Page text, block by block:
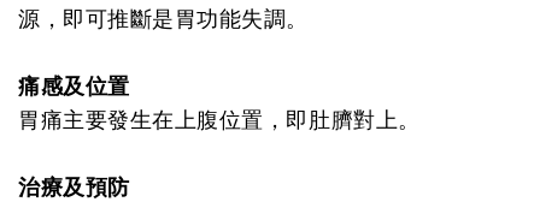
源，即可推斷是胃功能失調。
痛感及位置
胃痛主要發生在上腹位置，即肚臍對上。
治療及預防